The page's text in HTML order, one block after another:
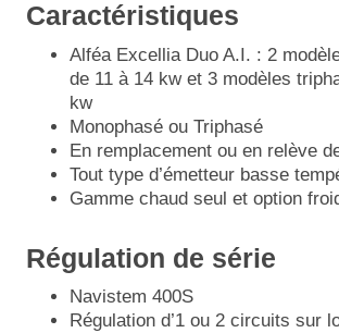
Caractéristiques
Alféa Excellia Duo A.I. : 2
de 11 à 14 kw et 3 modèles
kw
Monophasé ou Triphasé
En remplacement ou en relève
Tout type d’émetteur basse
Gamme chaud seul et option
Régulation de série
Navistem 400S
Régulation d’1 ou 2 circuits sur